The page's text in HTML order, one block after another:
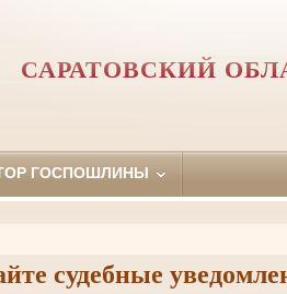
САРАТОВСКИЙ
ГОСПОШЛИНЫ
судебные